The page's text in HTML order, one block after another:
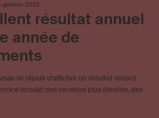
gestion 2025
résultat annuel
année de
se réjouir d’afficher un résultat record
écoulé: des recettes plus élevées, des